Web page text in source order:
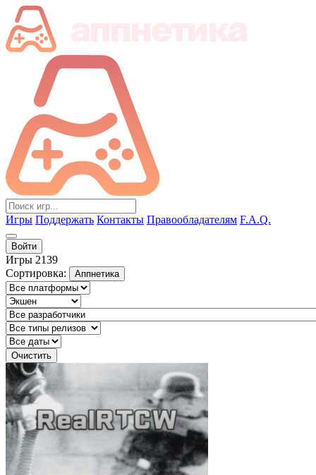
Игры Поддержать Контакты Правообладателям F.A.Q.
Войти
Игры 2139
Сортировка:
Аппнетика
Очистить